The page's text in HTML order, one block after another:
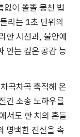
없이 똘똘 뭉친 법
리는 1초 단위의
한 시선과, 불안에
안는 깊은 공감 능
곡차곡 축적해 온
긴 소송 노하우를
서도 한 치의 흔들
명백한 진실을 속